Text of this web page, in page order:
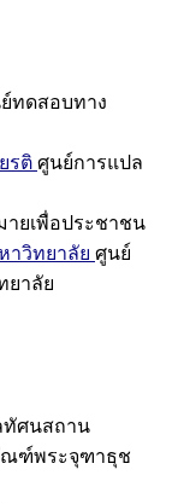
ทดสอบทาง
รติ ศูนย์การแปล
ยเพื่อประชาชน
าวิทยาลัย ศูนย์
ยาลัย
ศนสถาน
ฑ์พระจุฑาธุช